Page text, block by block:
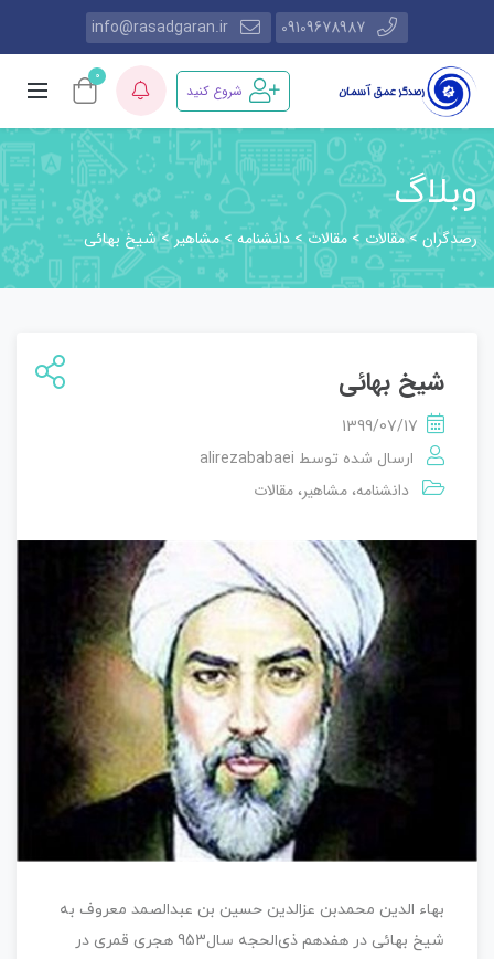
09109678987
info@rasadgaran.ir
شروع کنید
0
وبلاگ
رصدگران>مقالات> مقالات>دانشنامه>مشاهیر>شیخ بهائی
شیخ بهائی
1399/07/17
ارسال شده توسط alirezababaei
دانشنامه، مشاهیر، مقالات
بهاء الدین محمدبن عزالدین حسین بن عبدالصمد معروف به
شیخ بهائی در هفدهم ذی‌الحجه سال953 هجری قمری در